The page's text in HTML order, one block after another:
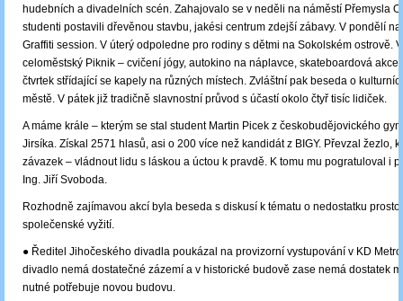
hudebních a divadelních scén. Zahajovalo se v neděli na náměstí Přemysla
studenti postavili dřevěnou stavbu, jakési centrum zdejší zábavy. V pondělí
Graffiti session. V úterý odpoledne pro rodiny s dětmi na Sokolském ostrově.
celoměstský Piknik – cvičení jógy, autokino na náplavce, skateboardová akce
čtvrtek střídající se kapely na různých místech. Zvláštní pak beseda o
městě. V pátek již tradičně slavnostní průvod s účastí okolo čtyř tisíc lidiček.
A máme krále – kterým se stal student Martin Picek z českobudějovického
Jirsíka. Získal 2571 hlasů, asi o 200 více než kandidát z BIGY. Převzal žezlo,
závazek – vládnout lidu s láskou a úctou k pravdě. K tomu mu pogratuloval i
Ing. Jiří Svoboda.
Rozhodně zajímavou akcí byla beseda s diskusí k tématu o nedostatku
společenské vyžití.
● Ředitel Jihočeského divadla poukázal na provizorní vystupování v KD
divadlo nemá dostatečné zázemí a v historické budově zase nemá dostatek
nutné potřebuje novou budovu.